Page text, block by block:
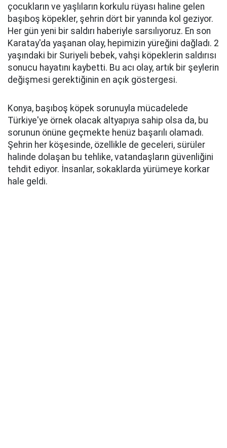
çocukların ve yaşlıların korkulu rüyası haline gelen
başıboş köpekler, şehrin dört bir yanında kol geziyor.
Her gün yeni bir saldırı haberiyle sarsılıyoruz. En son
Karatay'da yaşanan olay, hepimizin yüreğini dağladı. 2
yaşındaki bir Suriyeli bebek, vahşi köpeklerin saldırısı
sonucu hayatını kaybetti. Bu acı olay, artık bir şeylerin
değişmesi gerektiğinin en açık göstergesi.
Konya, başıboş köpek sorunuyla mücadelede
Türkiye'ye örnek olacak altyapıya sahip olsa da, bu
sorunun önüne geçmekte henüz başarılı olamadı.
Şehrin her köşesinde, özellikle de geceleri, sürüler
halinde dolaşan bu tehlike, vatandaşların güvenliğini
tehdit ediyor. İnsanlar, sokaklarda yürümeye korkar
hale geldi.